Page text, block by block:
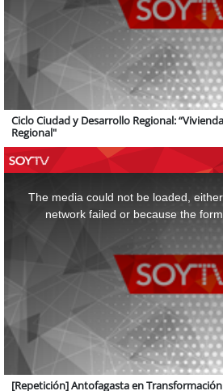
Ciclo Ciudad y Desarrollo Regional:
Regional"
The media could not be loaded,
network failed or because the
[Repetición] Antofagasta en